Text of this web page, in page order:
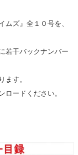
ムズ』全１０号を、
若干バックナンバー
ます。
ロードください。